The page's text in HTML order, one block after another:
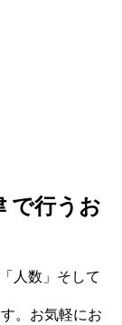
で行う お
人数」そして
。お気軽にお